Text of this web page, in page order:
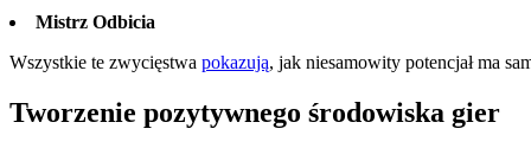
Mistrz Odbicia
Wszystkie te zwycięstwa pokazują, jak niesamowity potencjał ma
Tworzenie pozytywnego środowiska gier